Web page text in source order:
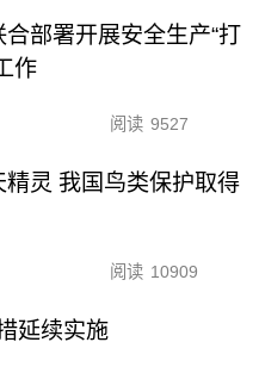
合部署开展安全生产“打
作
阅读 9527
精灵 我国鸟类保护取得
阅读 10909
延续实施